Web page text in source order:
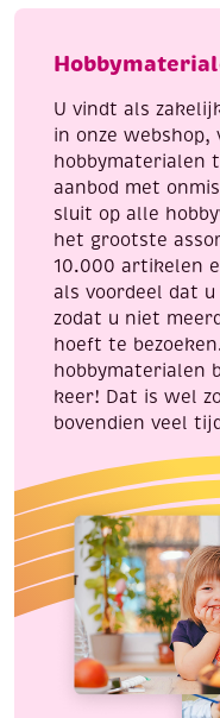
assortiment
stuks
U vindt als
in onze webshop,
hobbymaterialen
aanbod met
sluit op alle
het grootste
10.000 artikelen
als voordeel dat
zodat u niet
hoeft te
hobbymaterialen
keer! Dat is wel
bovendien veel